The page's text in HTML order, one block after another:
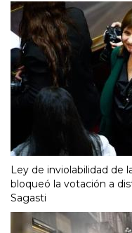
Ley de inviolabilidad de
bloqueó la votación a
Sagasti